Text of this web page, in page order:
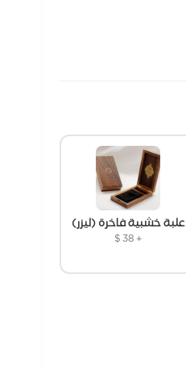
علبة خشبية فاخرة (ليزر)
+
$38